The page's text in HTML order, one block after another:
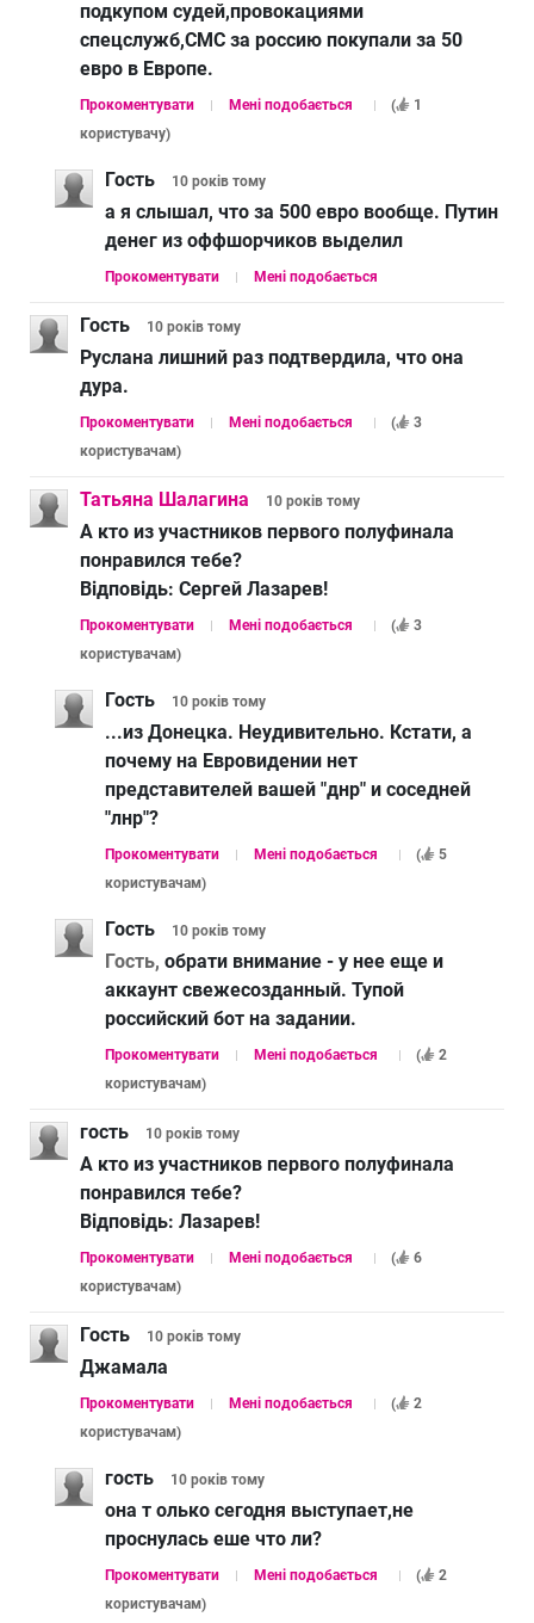
подкупом судей,провокациями
спецслужб,СМС за россию покупали за 50
евро в Европе.
Прокоментувати Мені подобається (
1
користувачу)
Гость 10 років тому
а я слышал, что за 500 евро вообще. Путин
денег из оффшорчиков выделил
Прокоментувати Мені подобається
Гость 10 років тому
Руслана лишний раз подтвердила, что она
дура.
Прокоментувати Мені подобається (
3
користувачам)
Татьяна Шалагина 10 років тому
А кто из участников первого полуфинала
понравился тебе?
Відповідь: Сергей Лазарев!
Прокоментувати Мені подобається (
3
користувачам)
Гость 10 років тому
...из Донецка. Неудивительно. Кстати, а
почему на Евровидении нет
представителей вашей "днр" и соседней
"лнр"?
Прокоментувати Мені подобається (
5
користувачам)
Гость 10 років тому
Гость, обрати внимание - у нее еще и
аккаунт свежесозданный. Тупой
российский бот на задании.
Прокоментувати Мені подобається (
2
користувачам)
гость 10 років тому
А кто из участников первого полуфинала
понравился тебе?
Відповідь: Лазарев!
Прокоментувати Мені подобається (
6
користувачам)
Гость 10 років тому
Джамала
Прокоментувати Мені подобається (
2
користувачам)
гость 10 років тому
она т олько сегодня выступает,не
проснулась еше что ли?
Прокоментувати Мені подобається (
2
користувачам)